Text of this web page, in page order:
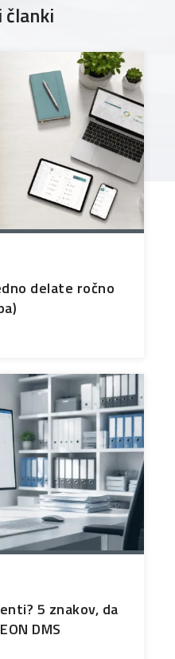
članki
delate ročno
5 znakov, da
DMS